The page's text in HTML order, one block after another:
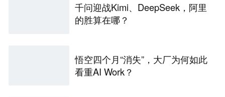
千问迎战Kimi、DeepSeek，阿里
的胜算在哪？
悟空四个月“消失”，大厂为何如此
看重AI Work？